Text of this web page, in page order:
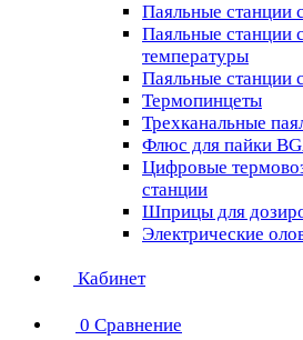
Паяльные станции
Паяльные станции
температуры
Паяльные станции
Термопинцеты
Трехканальные
Флюс для пайки
Цифровые
станции
Шприцы для
Электрические
Кабинет
0 Сравнение